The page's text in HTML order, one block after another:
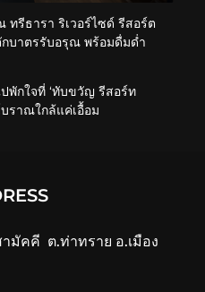
ทรีธารา ริเวอร์ไซด์ รีสอร์ต
บาตรรับอรุณ พร้อมดื่มด่ำ
พักใจที่ ‘ทับขวัญ รีสอร์ท
ราณใกล้แค่เอื้อม
มัคคี ต.ท่าทราย อ.เมือง